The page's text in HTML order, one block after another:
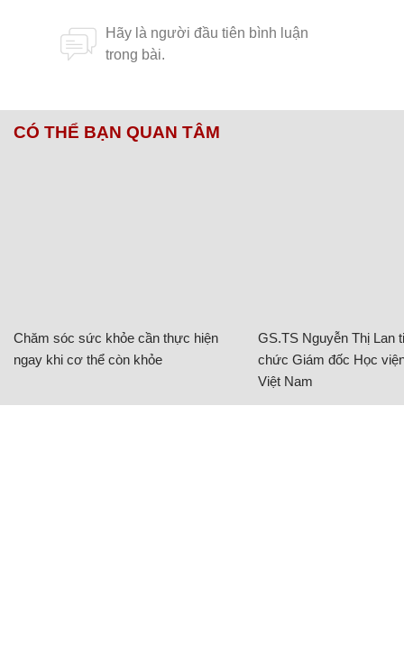
CÓ THỂ BẠN QUAN TÂM
Chăm sóc sức khỏe cần thực hiện
ngay khi cơ thể còn khỏe
GS.TS Nguyễn Thị Lan
chức Giám đốc Học
Việt Nam